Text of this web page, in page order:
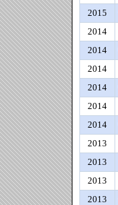
2015
2014
2014
2014
2014
2014
2014
2013
2013
2013
2013